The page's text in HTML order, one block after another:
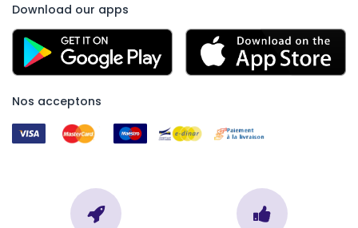
Download our apps
Nos acceptons